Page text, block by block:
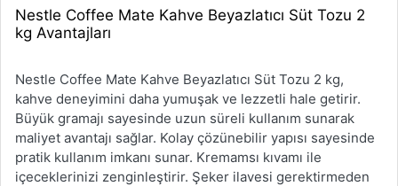
Nestle Coffee Mate Kahve Beyazlatıcı Süt Tozu 2
kg Avantajları
Nestle Coffee Mate Kahve Beyazlatıcı Süt Tozu 2 kg,
kahve deneyimini daha yumuşak ve lezzetli hale getirir.
Büyük gramajı sayesinde uzun süreli kullanım sunarak
maliyet avantajı sağlar. Kolay çözünebilir yapısı sayesinde
pratik kullanım imkanı sunar. Kremamsı kıvamı ile
içeceklerinizi zenginleştirir. Şeker ilavesi gerektirmeden